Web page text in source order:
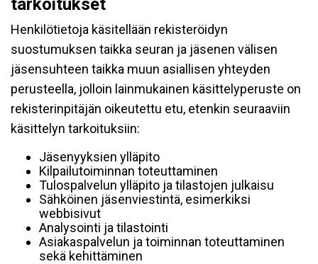
tarkoitukset
Henkilötietoja käsitellään rekisteröidyn
suostumuksen taikka seuran ja jäsenen välisen
jäsensuhteen taikka muun asiallisen yhteyden
perusteella, jolloin lainmukainen käsittelyperuste on
rekisterinpitäjän oikeutettu etu, etenkin seuraaviin
käsittelyn tarkoituksiin:
Jäsenyyksien ylläpito
Kilpailutoiminnan toteuttaminen
Tulospalvelun ylläpito ja tilastojen julkaisu
Sähköinen jäsenviestintä, esimerkiksi
webbisivut
Analysointi ja tilastointi
Asiakaspalvelun ja toiminnan toteuttaminen
sekä kehittäminen